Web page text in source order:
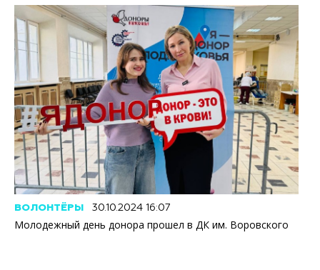
ВОЛОНТЁРЫ 30.10.2024 16:07
Молодежный день донора прошел в ДК им. Воровского